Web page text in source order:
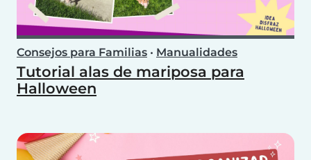
Consejos para Familias • Manualidades
Tutorial alas de mariposa para
Halloween